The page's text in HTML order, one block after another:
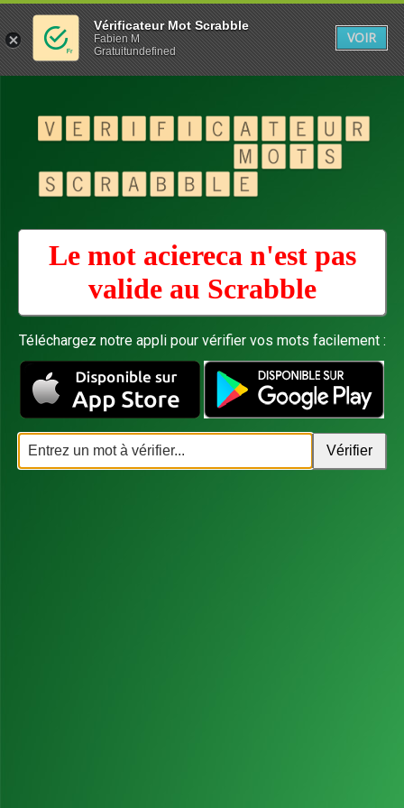
Le mot aciereca n'est pas
valide au Scrabble
Téléchargez notre appli pour vérifier vos mots facilement :
Vérificateur Mot Scrabble
Fabien M
Gratuitundefined
VOIR